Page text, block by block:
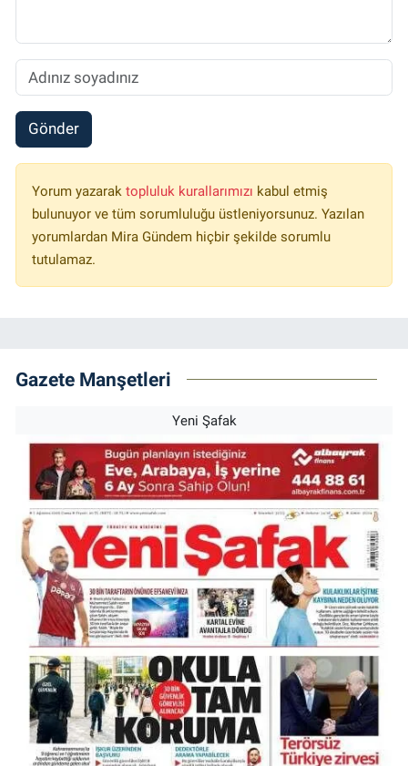
Gönder
Yorum yazarak topluluk kurallarımızı kabul etmiş
bulunuyor ve tüm sorumluluğu üstleniyorsunuz. Yazılan
yorumlardan Mira Gündem hiçbir şekilde sorumlu
tutulamaz.
Gazete Manşetleri
Yeni Şafak